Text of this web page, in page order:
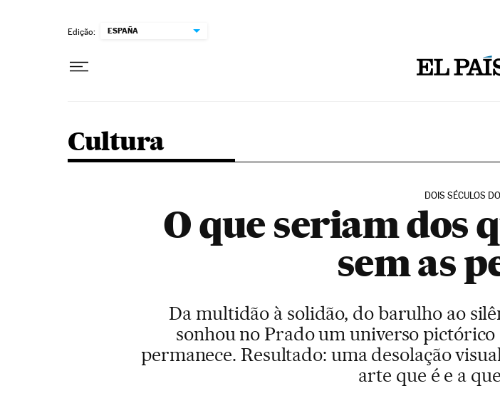
Edição: ESPAÑA
Cultura
DOIS SÉCULOS
O que seriam dos
sem as
Da multidão à solidão, do barulho ao
sonhou no Prado um universo pictórico
permanece. Resultado: uma desolação
arte que é e a